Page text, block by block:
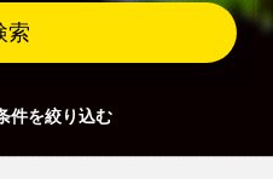
件を絞り込む